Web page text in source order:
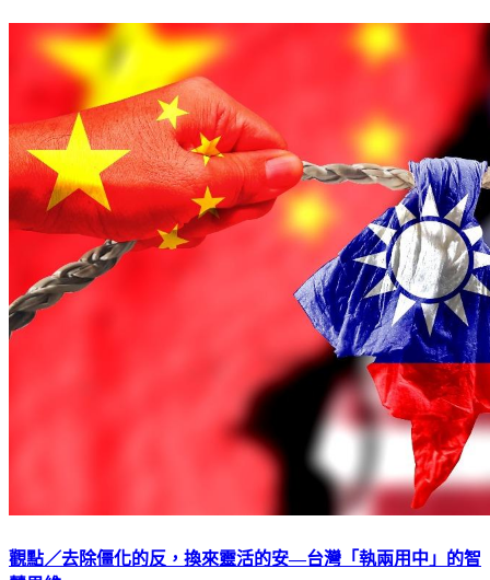
觀點／去除僵化的反，換來靈活的安—台灣「執兩用中」的智